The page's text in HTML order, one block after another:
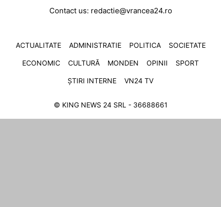
Contact us: redactie@vrancea24.ro
ACTUALITATE ADMINISTRATIE POLITICA SOCIETATE
ECONOMIC CULTURĂ MONDEN OPINII SPORT
ȘTIRI INTERNE VN24 TV
© KING NEWS 24 SRL - 36688661